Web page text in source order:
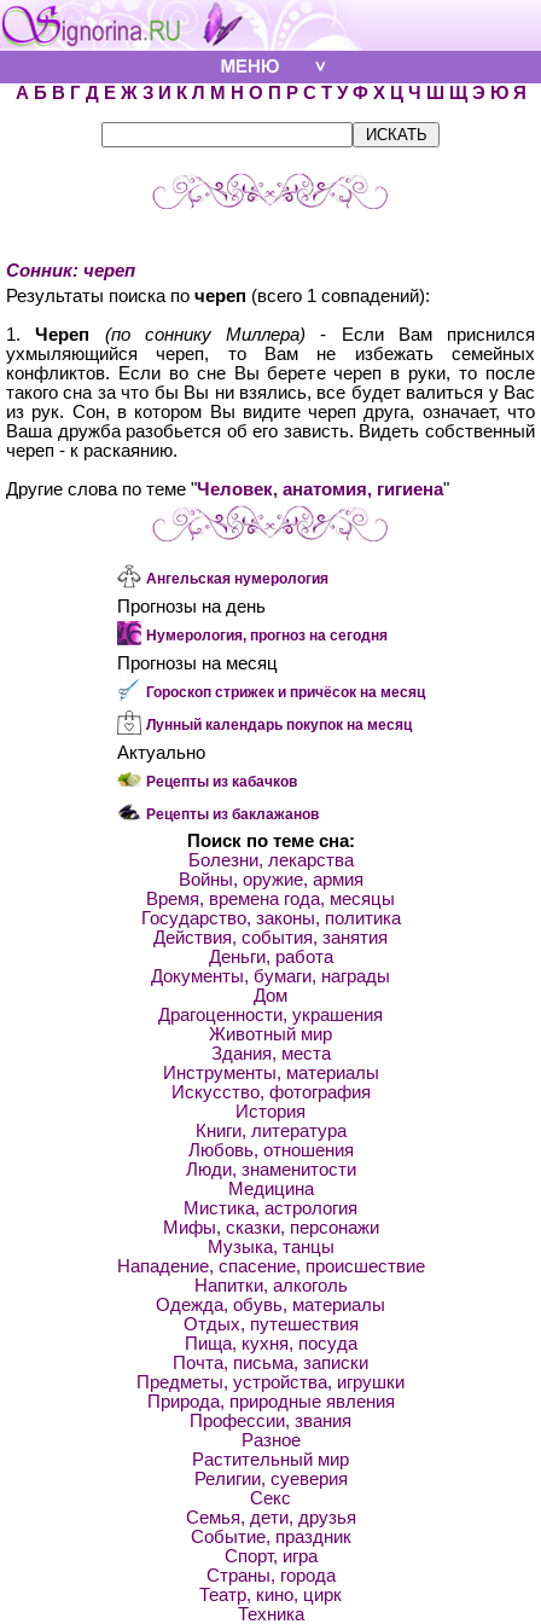
А Б В Г Д Е Ж З И К Л М Н О П Р С Т У Ф Х Ц Ч Ш Щ Э Ю Я
Сонник: череп
Результаты поиска по череп (всего 1 совпадений):
1.Череп (по соннику Миллера) - Если Вам приснился
ухмыляющийся череп, то Вам не избежать семейных
конфликтов. Если во сне Вы берете череп в руки, то после
такого сна за что бы Вы ни взялись, все будет валиться у Вас
из рук. Сон, в котором Вы видите череп друга, означает, что
Ваша дружба разобьется об его зависть. Видеть собственный
череп - к раскаянию.
Другие слова по теме "Человек, анатомия, гигиена"
Ангельская нумерология
Прогнозы на день
Нумерология, прогноз на сегодня
Прогнозы на месяц
Гороскоп стрижек и причёсок на месяц
Лунный календарь покупок на месяц
Актуально
Рецепты из кабачков
Рецепты из баклажанов
Поиск по теме сна:
Болезни, лекарства
Войны, оружие, армия
Время, времена года, месяцы
Государство, законы, политика
Действия, события, занятия
Деньги, работа
Документы, бумаги, награды
Дом
Драгоценности, украшения
Животный мир
Здания, места
Инструменты, материалы
Искусство, фотография
История
Книги, литература
Любовь, отношения
Люди, знаменитости
Медицина
Мистика, астрология
Мифы, сказки, персонажи
Музыка, танцы
Нападение, спасение, происшествие
Напитки, алкоголь
Одежда, обувь, материалы
Отдых, путешествия
Пища, кухня, посуда
Почта, письма, записки
Предметы, устройства, игрушки
Природа, природные явления
Профессии, звания
Разное
Растительный мир
Религии, суеверия
Секс
Семья, дети, друзья
Событие, праздник
Спорт, игра
Страны, города
Театр, кино, цирк
Техника